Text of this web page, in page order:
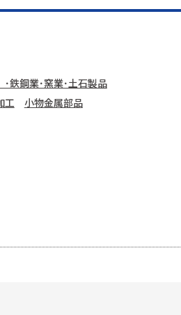
鋼業･窯業･土石製品
工 小物金属部品